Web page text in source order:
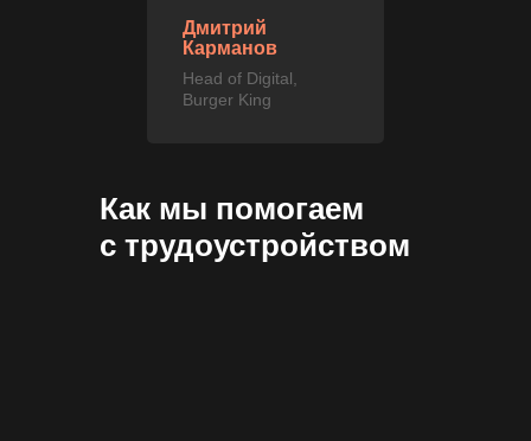
Дмитрий
Карманов
Head of Digital,
Burger King
Как мы помогаем
с трудоустройством